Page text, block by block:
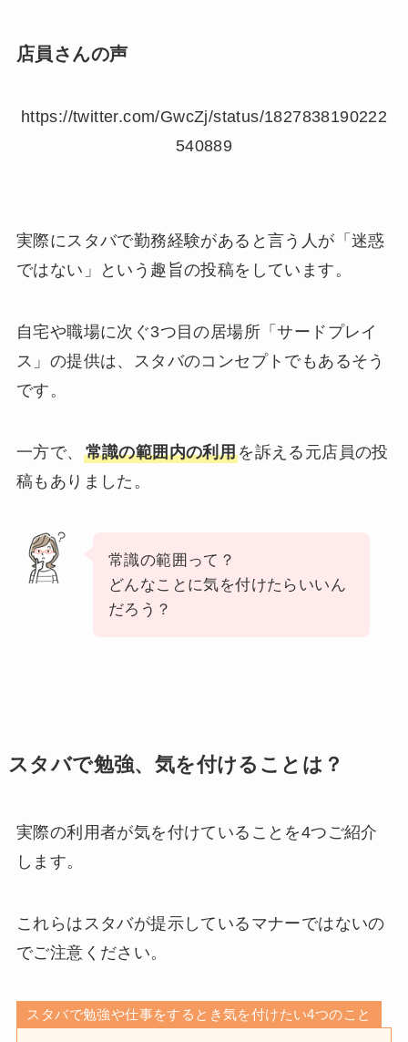
店員さんの声
https://twitter.com/GwcZj/status/1827838190222
540889
実際にスタバで勤務経験があると言う人が「迷惑
ではない」という趣旨の投稿をしています。
自宅や職場に次ぐ3つ目の居場所「サードプレイ
ス」の提供は、スタバのコンセプトでもあるそう
です。
一方で、 常識の範囲内の利用を訴える元店員の投
稿もありました。
常識の範囲って？
どんなことに気を付けたらいいん
だろう？
スタバで勉強、気を付けることは？
実際の利用者が気を付けていることを4つご紹介
します。
これらはスタバが提示しているマナーではないの
でご注意ください。
スタバで勉強や仕事をするとき気を付けたい4つのこと